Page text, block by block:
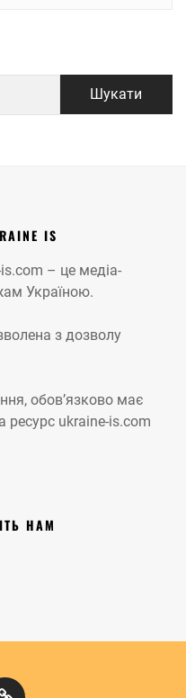
IS
– це медіа-
Україною.
з дозволу
обов’язково має
ресурс ukraine-is.com
НАМ